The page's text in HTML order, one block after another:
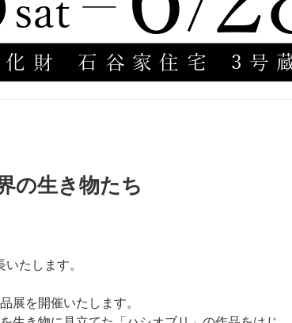
の生き物たち
たします。
展を開催いたします。